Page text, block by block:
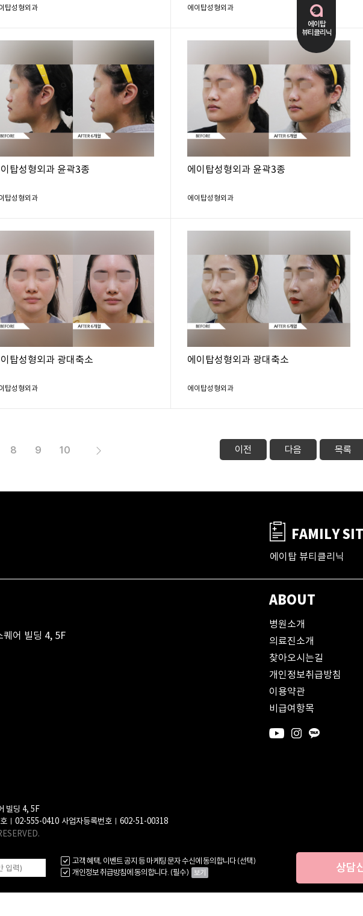
탑성형외과 에이탑성형외과
탑성형외과 윤곽3종
탑성형외과
에이탑성형외과 윤곽3종
에이탑성형외과
탑성형외과 광대축소
탑성형외과
에이탑성형외과 광대축소
에이탑성형외과
8 9 10 이전 다음 목록
고객 혜택, 이벤트 공지 등 마케팅 문자 수신에 동의합니다 (선택)
개인정보 취급방침에 동의합니다. (필수) 보기 상담
FAMILY
에이탑 뷰티클리닉
퀘어 빌딩 4, 5F
빌딩 4, 5F
ㅣ02-555-0410 사업자등록번호ㅣ602-51-00318
ABOUT
병원소개
의료진소개
찾아오시는길
개인정보취급방침
이용약관
비급여항목
에이탑
뷰티클리닉